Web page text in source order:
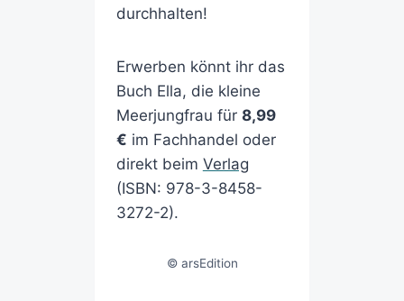
durchhalten!
Erwerben könnt ihr das
Buch Ella, die kleine
Meerjungfrau für 8,99
€ im Fachhandel oder
direkt beim Verlag
(ISBN: 978-3-8458-
3272-2).
© arsEdition